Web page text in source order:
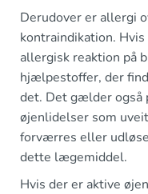
Derudover er allergi
kontraindikation.
allergisk reaktion på
hjælpestoffer, der
det. Det gælder også
øjenlidelser som
forværres eller
dette lægemiddel.
Hvis der er aktive